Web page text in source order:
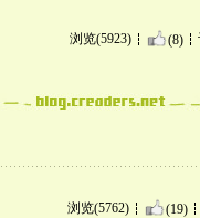
浏览(5923) (8)
浏览(5762) (19)